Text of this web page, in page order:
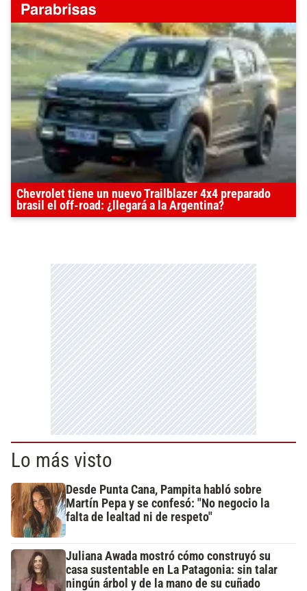
Chevrolet tiene un nuevo Trailblazer 4x4 preparado
brasil el off-road: ¿llegará a la Argentina?
Lo más visto
Desde Punta Cana, Pampita habló sobre
Martín Pepa y se confesó: "No negocio la
falta de lealtad ni de respeto"
Juliana Awada mostró cómo construyó su
casa sustentable en La Patagonia: sin talar
ningún árbol y de la mano de su cuñado